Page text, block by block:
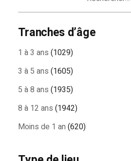
Tranches d’âge
1 à 3 ans (1029)
3 à 5 ans (1605)
5 à 8 ans (1935)
8 à 12 ans (1942)
Moins de 1 an (620)